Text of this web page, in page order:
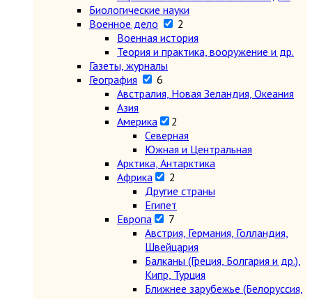
Биологические науки
Военное дело
2
Военная история
Теория и практика, вооружение и др.
Газеты, журналы
География
6
Австралия, Новая Зеландия, Океания
Азия
Америка
2
Северная
Южная и Центральная
Арктика, Антарктика
Африка
2
Другие страны
Египет
Европа
7
Австрия, Германия, Голландия,
Швейцария
Балканы (Греция, Болгария и др.),
Кипр, Турция
Ближнее зарубежье (Белоруссия,